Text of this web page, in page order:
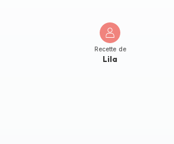
Recette de
Lila